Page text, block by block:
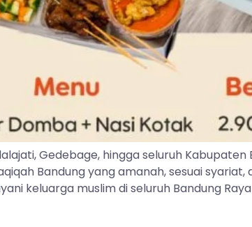
Gedebage, hingga seluruh
Bandung yang amanah, sesuai
keluarga muslim di seluruh Bandung